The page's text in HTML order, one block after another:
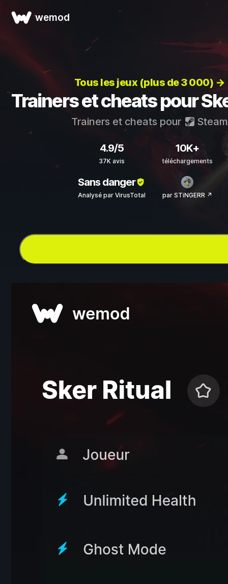
wemod
Tous les jeux (plus de 3 000) →
Trainers et cheats pour
Trainers et cheats pour Steam
4.9/5
37K avis
10K+
téléchargements
Sans danger
Analysé par VirusTotal par STiNGERR ↗